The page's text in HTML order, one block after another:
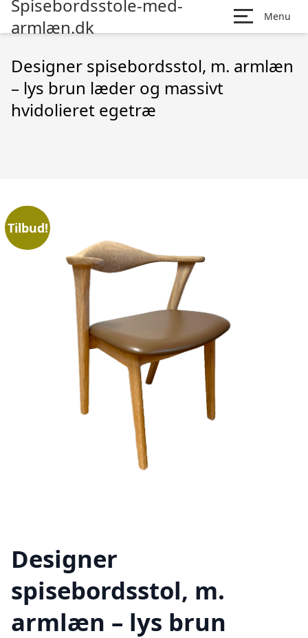
Spisebordsstole-med-
armlæn.dk
Menu
Designer spisebordsstol, m. armlæn
– lys brun læder og massivt
hvidolieret egetræ
Tilbud!
Designer
spisebordsstol, m.
armlæn – lys brun